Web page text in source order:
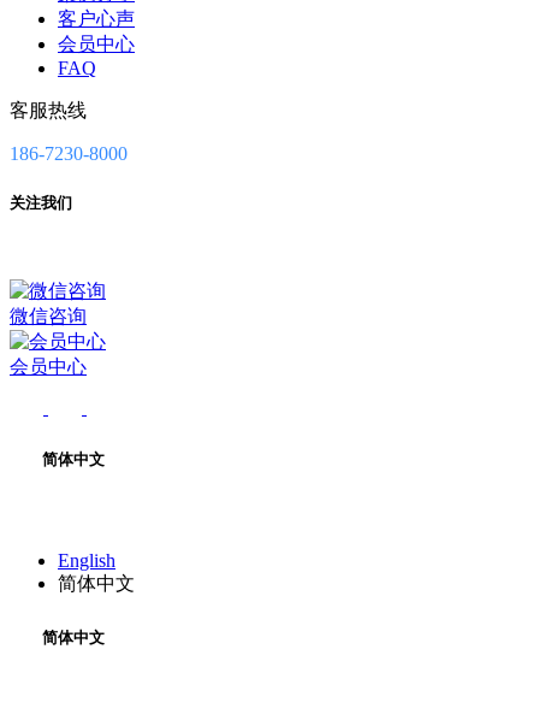
客户心声
会员中心
FAQ
客服热线
186-7230-8000
关注我们
微信咨询
会员中心
简体中文
English
简体中文
简体中文